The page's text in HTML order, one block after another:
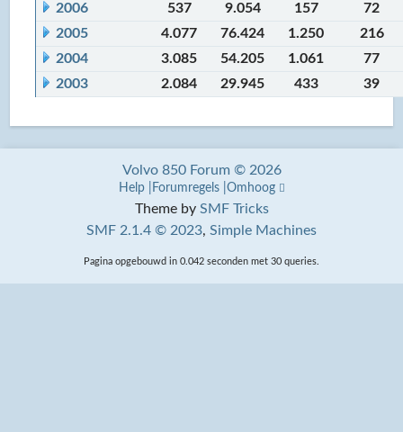
2006
537 9.054 157
72
2005
4.077 76.424 1.250
216
2004
3.085 54.205 1.061
77
2003
2.084 29.945 433 39
Theme by SMF Tricks
SMF 2.1.4 © 2023, Simple Machines
Volvo 850 Forum © 2026
Help Forumregels Omhoog
Pagina opgebouwd in 0.042 seconden met 30 queries.